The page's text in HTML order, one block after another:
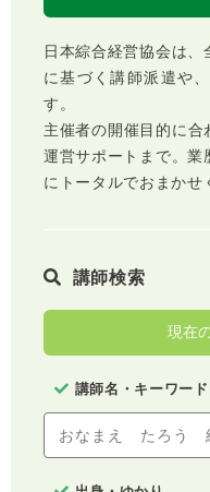
日本綜合経営協会は
に基づく講師派遣や
す。
主催者の開催目的に合
運営サポートまで。業
にトータルでおまかせ
講師検索
現在
講師名・キーワード